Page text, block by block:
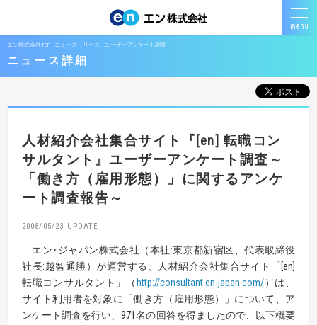
エン株式会社TOP ニュースリリース ユーザーアンケート調査
ニュース詳細
人材紹介会社集合サイト『[en] 転職コン
サルタント』ユーザーアンケート調査 ～
「働き方（雇用形態）」に関するアンケ
ート調査報告～
2008/05/23
エン･ジャパン株式会社（本社:東京都新宿区、代表取締役
社長:越智通勝）が運営する、人材紹介会社集合サイト「[en]
転職コンサルタント」（ http://consultant.en-japan.com/）は、
サイト利用者を対象に「働き方（雇用形態）」について、ア
ンケート調査を行い、971名の回答を得ましたので、以下概要